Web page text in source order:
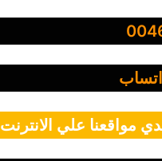
مواقعنا علي الانترنت